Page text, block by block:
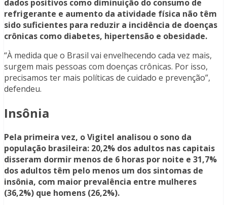
dados positivos como diminuição do consumo de
refrigerante e aumento da atividade física não têm
sido suficientes para reduzir a incidência de doenças
crônicas como diabetes, hipertensão e obesidade.
“À medida que o Brasil vai envelhecendo cada vez mais,
surgem mais pessoas com doenças crônicas. Por isso,
precisamos ter mais políticas de cuidado e prevenção”,
defendeu.
Insônia
Pela primeira vez, o Vigitel analisou o sono da
população brasileira: 20,2% dos adultos nas capitais
disseram dormir menos de 6 horas por noite e 31,7%
dos adultos têm pelo menos um dos sintomas de
insônia, com maior prevalência entre mulheres
(36,2%) que homens (26,2%).